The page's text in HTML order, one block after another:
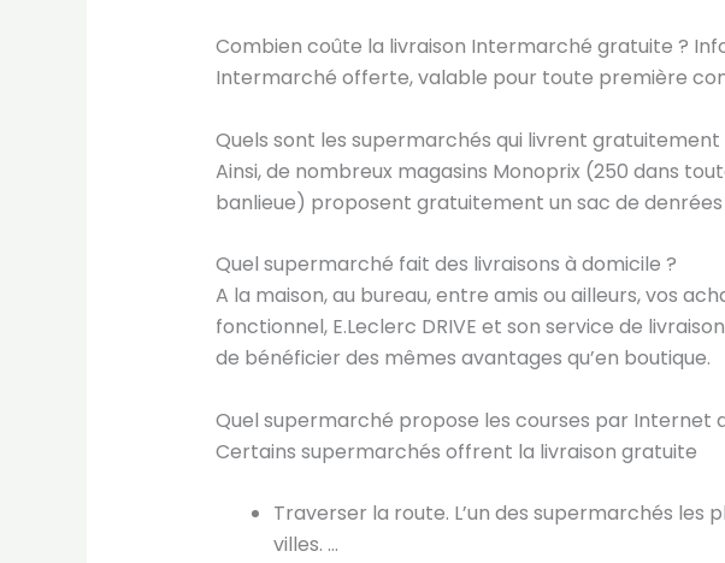
Combien coûte la livraison Intermarché gratuite ?
Intermarché offerte, valable pour toute première
Quels sont les supermarchés qui livrent gratuitement
Ainsi, de nombreux magasins Monoprix (250 dans
banlieue) proposent gratuitement un sac de
Quel supermarché fait des livraisons à domicile ?
A la maison, au bureau, entre amis ou ailleurs, vos
fonctionnel, E.Leclerc DRIVE et son service de
de bénéficier des mêmes avantages qu’en boutique.
Quel supermarché propose les courses par Internet
Certains supermarchés offrent la livraison gratuite
Traverser la route. L’un des supermarchés les
villes. …